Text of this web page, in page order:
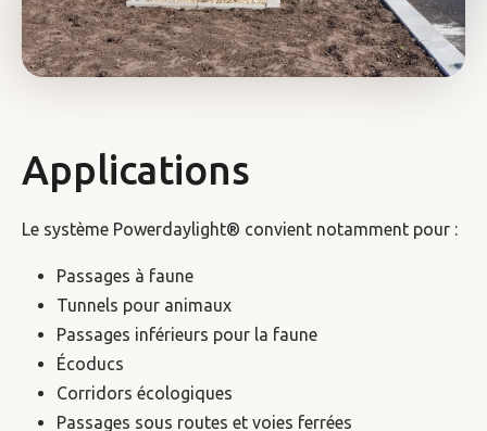
Applications
Le système Powerdaylight® convient notamment pour :
Passages à faune
Tunnels pour animaux
Passages inférieurs pour la faune
Écoducs
Corridors écologiques
Passages sous routes et voies ferrées